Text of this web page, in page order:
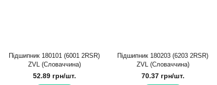
Підшипник 180101 (6001 2RSR)
ZVL (Словаччина)
52.89 грн/шт.
Підшипник 180203 (6203 2RSR)
ZVL (Словаччина)
70.37 грн/шт.